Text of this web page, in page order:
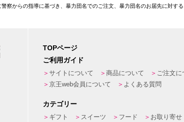
察からの指導に基づき、暴力団名でのご注文、暴力団名のお届先に対する
TOPページ
ご利用ガイド
サイトについて 商品について ご注文に
京王web会員について
よくある質問
カテゴリー
ギフト スイーツ フード お取り寄